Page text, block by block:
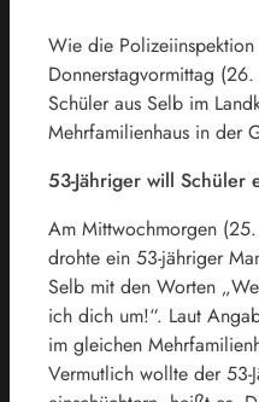
Wie die
Donnerstagvormittag
Schüler aus Selb im
Mehrfamilienhaus in der
53-Jähriger will Schüler
Am Mittwochmorgen
drohte ein 53-jähriger
Selb mit den Worten
ich dich um!“. Laut
im gleichen
Vermutlich wollte der 53-